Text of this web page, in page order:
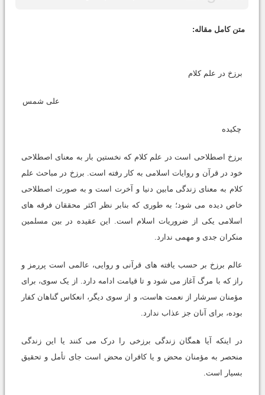
متن کامل مقاله:
برزخ در علم کلام
على شمس
چکیده
برزخ اصطلاحى است در علم کلام که نخستین بار به معناى اصطلاحى
خود در قرآن و روایات اسلامى به کار رفته است. برزخ در مباحث علم
کلام به معناى زندگى مابین دنیا و آخرت است و به صورت اصطلاحى
خاص دیده مى شود؛ به طورى که بنابر نظر اکثر محققان فرقه هاى
اسلامى یکى از ضروریات اسلام است. این عقیده در بین مسلمین
منکران جدى و مهمى ندارد.
عالم برزخ بر حسب یافته هاى قرآنى و روایى، عالمى است پررمز و
راز که با مرگ آغاز مى شود و تا قیامت ادامه دارد. از یک سوى، براى
مؤمنان سرشار از نعمت هاست، و از سوى دیگر، انعکاس گناهان کفار
بوده، براى آنان جز عذاب ندارد.
در اینکه آیا همگان زندگى برزخى را درک مى کنند یا این زندگى
منحصر به مؤمنان محض و یا کافران محض است جاى تأمل و تحقیق
بسیار است.